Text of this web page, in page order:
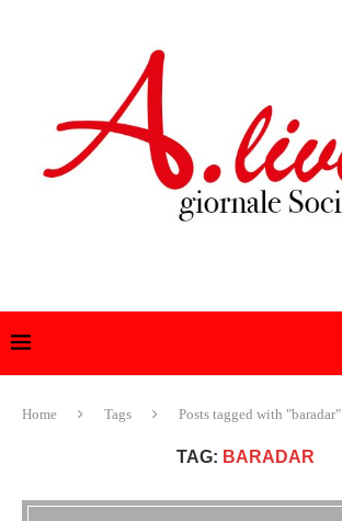
Home Tags Posts tagged with "baradar"
TAG: BARADAR